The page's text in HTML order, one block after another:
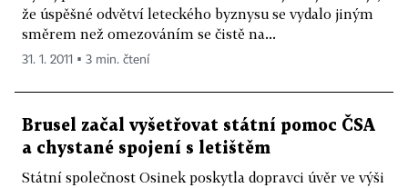
že úspěšné odvětví leteckého byznysu se vydalo jiným
směrem než omezováním se čistě na...
31. 1. 2011 ▪ 3 min. čtení
Brusel začal vyšetřovat státní pomoc ČSA
a chystané spojení s letištěm
Státní společnost Osinek poskytla dopravci úvěr ve výši